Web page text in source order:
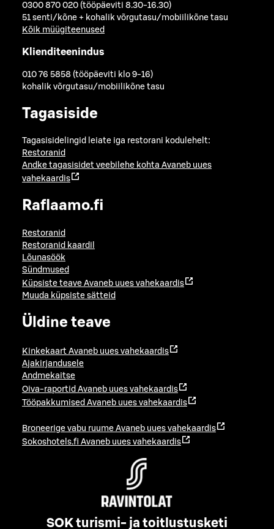
0300 870 020 (tööpäeviti 8.30-16.30)
51 senti/kõne + kohalik võrgutasu/mobiilikõne tasu
Kõik müügiteenused
Klienditeenindus
010 76 5858 (tööpäeviti klo 9-16)
kohalik võrgutasu/mobiilikõne tasu
Tagasiside
Tagasisidelingid leiate iga restorani kodulehelt:
Restoranid
Andke tagasisidet veebilehe kohta Avaneb uues
vahekaardis
Raflaamo.fi
Restoranid
Restoranid kaardil
Lõunasöök
Sündmused
Küpsiste teave Avaneb uues vahekaardis
Muuda küpsiste sätteid
Üldine teave
Kinkekaart Avaneb uues vahekaardis
Ajakirjandusele
Andmekaitse
Oiva-raportid Avaneb uues vahekaardis
Tööpakkumised Avaneb uues vahekaardis
Broneerige vabu ruume Avaneb uues vahekaardis
Sokoshotels.fi Avaneb uues vahekaardis
SOK turismi- ja toitlustusketi